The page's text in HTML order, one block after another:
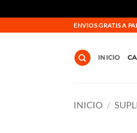
al
ENVIOS GRATIS A
INICIO
INICIO /